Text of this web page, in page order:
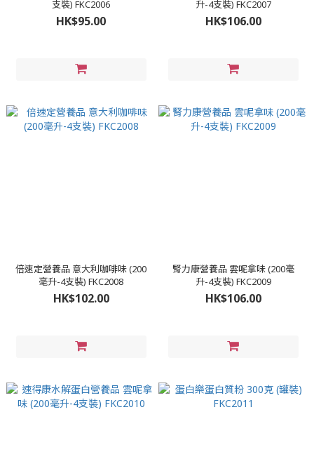
支裝) FKC2006
HK$95.00
升-4支裝) FKC2007
HK$106.00
倍速定營養品 意大利咖啡味 (200
毫升-4支裝) FKC2008
HK$102.00
腎力康營養品 雲呢拿味 (200毫
升-4支裝) FKC2009
HK$106.00